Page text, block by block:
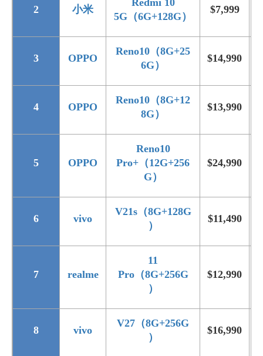
2 小米
Redmi 10
5G（6G+128G）
$7,999
3 OPPO
Reno10（8G+25
6G）
$14,990
4 OPPO
Reno10（8G+12
8G）
$13,990
5 OPPO
Reno10
Pro+（12G+256
G）
$24,990
6 vivo
V21s（8G+128G
）
$11,490
7 realme
11
Pro（8G+256G
）
$12,990
8 vivo
V27（8G+256G
）
$16,990